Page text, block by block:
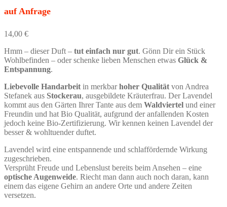
auf Anfrage
14,00 €
Hmm – dieser Duft – tut einfach nur gut. Gönn Dir ein Stück
Wohlbefinden – oder schenke lieben Menschen etwas Glück &
Entspannung.
Liebevolle Handarbeit in merkbarhoher Qualität von Andrea
Stefanek aus Stockerau, ausgebildete Kräuterfrau. Der Lavendel
kommt aus den Gärten Ihrer Tante aus dem Waldviertel und einer
Freundin und hat Bio Qualität, aufgrund der anfallenden Kosten
jedoch keine Bio-Zertifizierung. Wir kennen keinen Lavendel der
besser & wohltuender duftet.
Lavendel wird eine entspannende und schlaffördernde Wirkung
zugeschrieben.
Versprüht Freude und Lebenslust bereits beim Ansehen – eine
optische Augenweide. Riecht man dann auch noch daran, kann
einem das eigene Gehirn an andere Orte und andere Zeiten
versetzen.